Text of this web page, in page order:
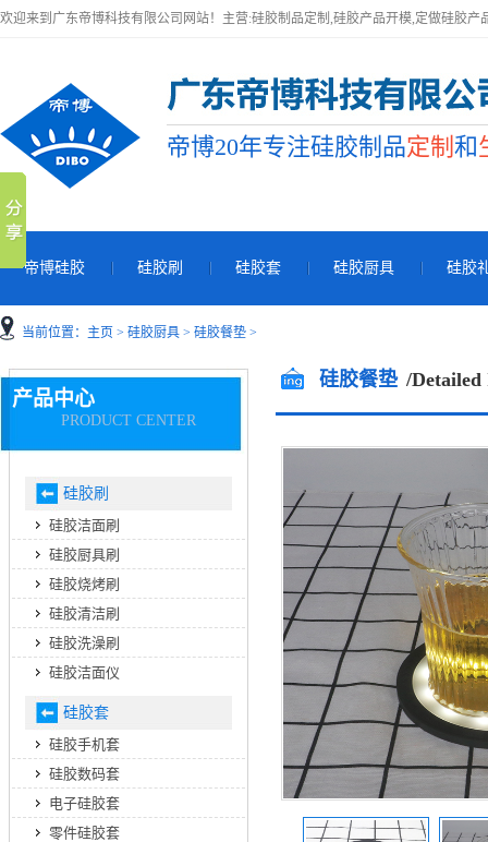
欢迎来到广东帝博科技有限公司网站！主营:硅胶制品定制,硅胶产品开模,定做硅胶产
帝博20年专注硅胶制品定制 和
帝博硅胶 硅胶刷 硅胶套 硅胶厨具 硅胶
当前位置： 主页 > 硅胶厨具 > 硅胶餐垫 >
硅胶餐垫 /
产品中心
PRODUCT CENTER
硅胶刷
硅胶洁面刷
硅胶厨具刷
硅胶烧烤刷
硅胶清洁刷
硅胶洗澡刷
硅胶洁面仪
硅胶套
硅胶手机套
硅胶数码套
电子硅胶套
零件硅胶套